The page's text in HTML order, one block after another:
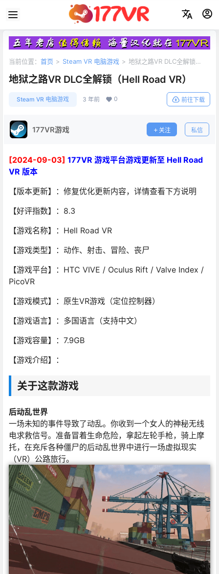
当前位置： 首页 > Steam VR 电脑游戏 > 地狱之路VR DLC全解锁
地狱之路VR DLC全解锁（Hell Road VR）
Steam VR 电脑游戏 3 年前 0 前往下载
177VR游戏 关注 私信
[2024-09-03] 177VR 游戏平台游戏更新至 Hell Road
VR 版本
【版本更新】：修复优化更新内容，详情查看下方说明
【好评指数】：8.3
【游戏名称】：Hell Road VR
【游戏类型】：动作、射击、冒险、丧尸
【游戏平台】：HTC VIVE / Oculus Rift / Valve Index /
PicoVR
【游戏模式】：原生VR游戏（定位控制器）
【游戏语言】：多国语言（支持中文）
【游戏容量】：7.9GB
【游戏介绍】：
关于这款游戏
后动乱世界
一场未知的事件导致了动乱。你收到一个女人的神秘无线
电求救信号。准备冒着生命危险，拿起左轮手枪，骑上摩
托，在充斥各种僵尸的后动乱世界中进行一场虚拟现实
（VR）公路旅行。